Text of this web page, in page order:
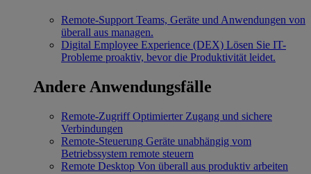
Remote-Support Teams, Geräte und Anwendungen von
überall aus managen.
Digital Employee Experience (DEX) Lösen Sie IT-
Probleme proaktiv, bevor die Produktivität leidet.
Andere Anwendungsfälle
Remote-Zugriff Optimierter Zugang und sichere
Verbindungen
Remote-Steuerung Geräte unabhängig vom
Betriebssystem remote steuern
Remote Desktop Von überall aus produktiv arbeiten